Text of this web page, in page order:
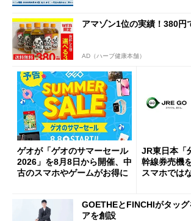
アマゾン1位の実績！380円
AD（ハーブ健康本舗）
ゲオが「ゲオのサマーセール
2026」を8月8日から開催、中
古のスマホやゲームがお得に
JR東日本「
幹線券売機
スマホでは
GOETHEとFINCHIがタッ
アを創設